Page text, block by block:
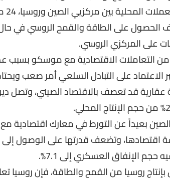
على الطاقة والقمح الروسي في
على المركزي الروسي.
التعاملات الاقتصادية مع موسكو بسبب
الاعتماد على التبادل السلعي أمر صعب
بعيداً عن التورط في معارك اقتصادية مع
اقتصادها، وتضعف قدرتها على الوصول إلى
حجم الإنفاق العسكري إلى 7.1%.
بإنتاج روسيا من القمح والطاقة، فإن